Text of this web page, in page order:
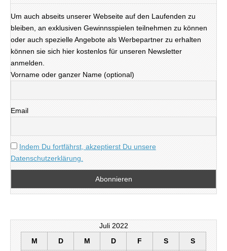
Um auch abseits unserer Webseite auf den Laufenden zu
bleiben, an exklusiven Gewinnsspielen teilnehmen zu können
oder auch spezielle Angebote als Werbepartner zu erhalten
können sie sich hier kostenlos für unseren Newsletter
anmelden.
Vorname oder ganzer Name (optional)
Email
Indem Du fortfährst, akzeptierst Du unsere
Datenschutzerklärung.
Juli 2022
M
D M D F S S